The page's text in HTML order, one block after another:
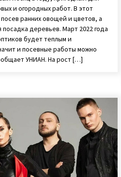
и огородных работ. В этот
ранних овощей и цветов, а
деревьев. Март 2022 года
будет теплым и
и посевные работы можно
УНИАН. На рост […]